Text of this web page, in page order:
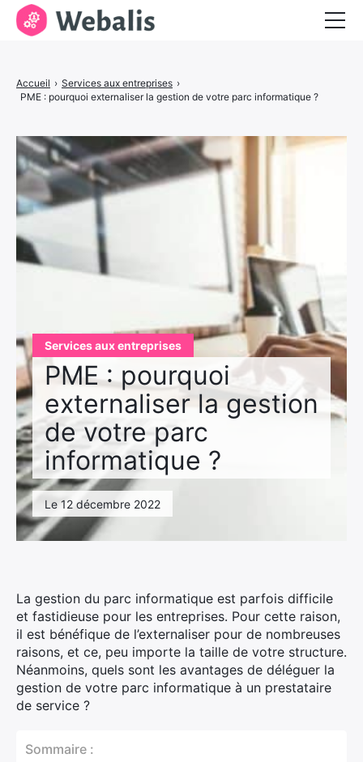
Services aux entreprises
PME : pourquoi
externaliser la gestion
de votre parc
informatique ?
Le 12 décembre 2022
Accueil › Services aux entreprises ›
PME : pourquoi externaliser la gestion de votre parc informatique ?
La gestion du parc informatique est parfois difficile
et fastidieuse pour les entreprises. Pour cette raison,
il est bénéfique de l’externaliser pour de nombreuses
raisons, et ce, peu importe la taille de votre structure.
Néanmoins, quels sont les avantages de déléguer la
gestion de votre parc informatique à un prestataire
de service ?
Sommaire :
Services aux entreprises